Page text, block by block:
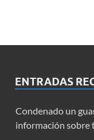
ENTRADAS
Condenado un
información sobre